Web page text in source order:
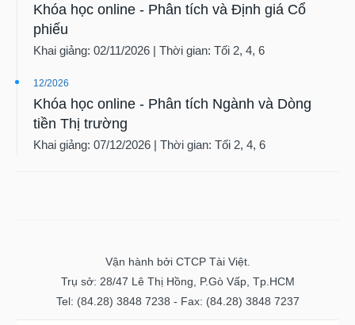
Khóa học online - Phân tích và Định giá Cổ
phiếu
Khai giảng: 02/11/2026 | Thời gian: Tối 2, 4, 6
12/2026
Khóa học online - Phân tích Ngành và Dòng
tiền Thị trường
Khai giảng: 07/12/2026 | Thời gian: Tối 2, 4, 6
Vận hành bởi CTCP Tài Việt.
Trụ sở: 28/47 Lê Thị Hồng, P.Gò Vấp, Tp.HCM
Tel: (84.28) 3848 7238 - Fax: (84.28) 3848 7237